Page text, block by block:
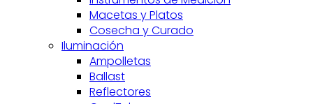
Macetas y Platos
Cosecha y Curado
Iluminación
Ampolletas
Ballast
Reflectores